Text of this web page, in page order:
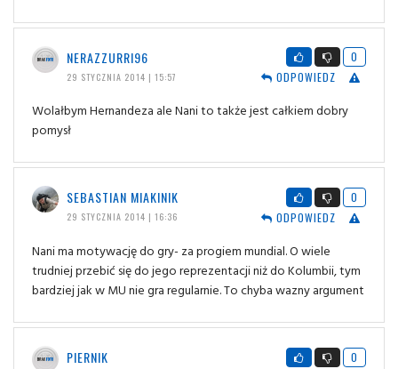
NERAZZURRI96
29 STYCZNIA 2014 | 15:57
0
ODPOWIEDZ
Wolałbym Hernandeza ale Nani to także jest całkiem dobry
pomysł
SEBASTIAN MIAKINIK
29 STYCZNIA 2014 | 16:36
0
ODPOWIEDZ
Nani ma motywację do gry- za progiem mundial. O wiele
trudniej przebić się do jego reprezentacji niż do Kolumbii, tym
bardziej jak w MU nie gra regularnie. To chyba wazny argument
PIERNIK
0